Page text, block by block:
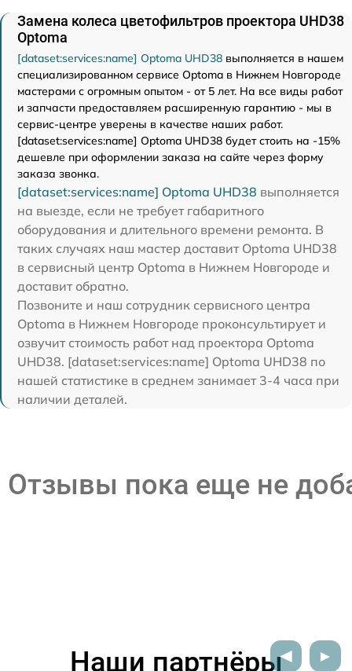
Замена колеса цветофильтров проектора UHD38
Optoma
[dataset:services:name] Optoma UHD38 выполняется в нашем
специализированном сервисе Optoma в Нижнем Новгороде
мастерами с огромным опытом - от 5 лет. На все виды работ
и запчасти предоставляем расширенную гарантию - мы в
сервис-центре уверены в качестве наших работ.
[dataset:services:name] Optoma UHD38 будет стоить на -15%
дешевле при оформлении заказа на сайте через форму
заказа звонка.
[dataset:services:name] Optoma UHD38 выполняется
на выезде, если не требует габаритного
оборудования и длительного времени ремонта. В
таких случаях наш мастер доставит Optoma UHD38
в сервисный центр Optoma в Нижнем Новгороде и
доставит обратно.
Позвоните и наш сотрудник сервисного центра
Optoma в Нижнем Новгороде проконсультирует и
озвучит стоимость работ над проектора Optoma
UHD38. [dataset:services:name] Optoma UHD38 по
нашей статистике в среднем занимает 3-4 часа при
наличии деталей.
Отзывы пока еще не
Наши партнёры